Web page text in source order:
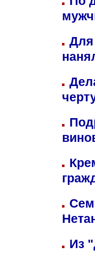
Для
Из